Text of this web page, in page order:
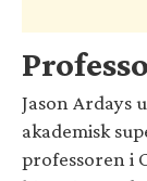
Jason Ardays
akademisk
professoren i